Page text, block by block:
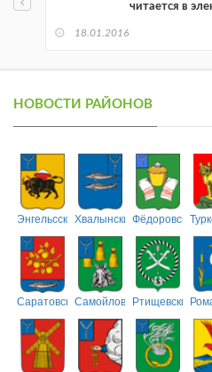
читается в
18.01.2016
НОВОСТИ РАЙОНОВ
ЭнгельсскийХвалынскийФёдоровский
СаратовскийСамойловскийРтищевский